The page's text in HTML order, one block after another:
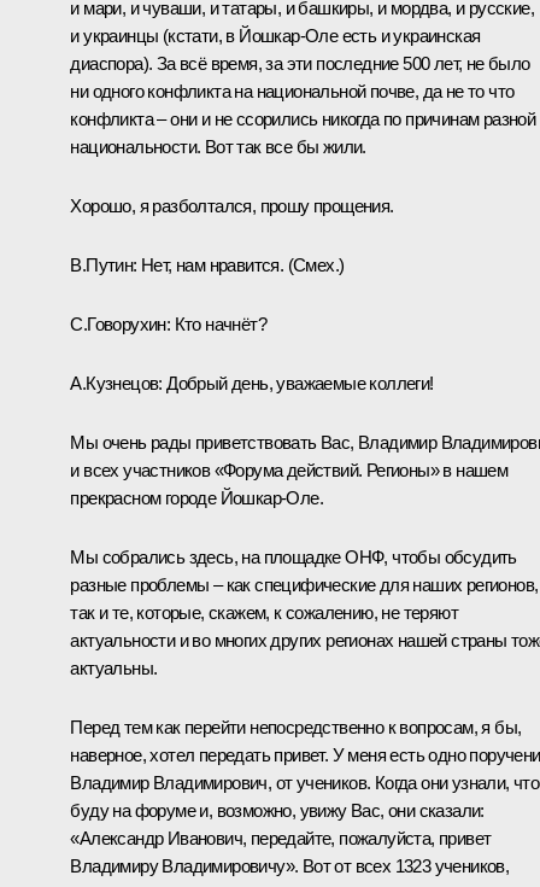
и мари, и чуваши, и татары, и башкиры, и мордва, и русские,
и украинцы (кстати, в Йошкар-Оле есть и украинская
диаспора). За всё время, за эти последние 500 лет, не было
ни одного конфликта на национальной почве, да не то что
конфликта – они и не ссорились никогда по причинам разной
национальности. Вот так все бы жили.
Хорошо, я разболтался, прошу прощения.
В.Путин: Нет, нам нравится. (Смех.)
С.Говорухин: Кто начнёт?
А.Кузнецов: Добрый день, уважаемые коллеги!
Мы очень рады приветствовать Вас, Владимир
и всех участников «Форума действий. Регионы» в нашем
прекрасном городе Йошкар-Оле.
Мы собрались здесь, на площадке ОНФ, чтобы обсудить
разные проблемы – как специфические для наших регионов,
так и те, которые, скажем, к сожалению, не теряют
актуальности и во многих других регионах нашей страны
актуальны.
Перед тем как перейти непосредственно к вопросам, я бы,
наверное, хотел передать привет. У меня есть одно
Владимир Владимирович, от учеников. Когда они узнали,
буду на форуме и, возможно, увижу Вас, они сказали:
«Александр Иванович, передайте, пожалуйста, привет
Владимиру Владимировичу». Вот от всех 1323 учеников,